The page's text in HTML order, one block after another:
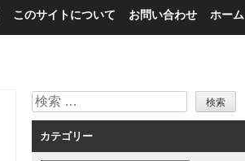
ホーム
お問い合わせ
このサイトについて
検
索
カテゴリー